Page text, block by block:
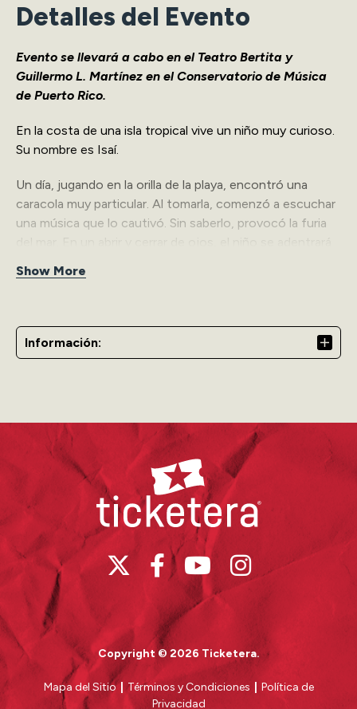
Detalles del Evento
Evento se llevará a cabo en el Teatro Bertita y
Guillermo L. Martínez en el Conservatorio de Música
de Puerto Rico.
En la costa de una isla tropical vive un niño muy curioso.
Su nombre es Isaí.
Un día, jugando en la orilla de la playa, encontró una
caracola muy particular. Al tomarla, comenzó a escuchar
una música que lo cautivó. Sin saberlo, provocó la furia
especial. En el camino conocerá a seres extraordinarios
“La Canción del Mar” es una obra de teatro musical que
nos transporta a un tiempo de antaño cuando las playas
Facebook https://www.facebook.com/ArteScenika
https://www.instagram.com/artescenika
Show More
Información:
Ticketera
Copyright © 2026 Ticketera.
Mapa del Sitio | Términos y Condiciones
Política de
Privacidad